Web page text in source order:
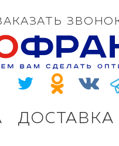
ДОСТАВКА